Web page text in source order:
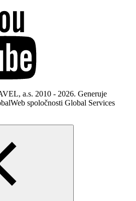
a.s. 2010 - 2026. Generuje
spoločnosti Global Services